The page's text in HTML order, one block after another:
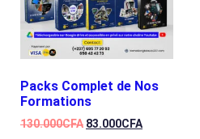
Packs Complet de Nos
Formations
130.000CFA 83.000CFA